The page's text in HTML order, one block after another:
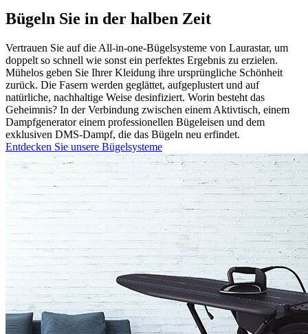
Bügeln Sie in der halben Zeit
Vertrauen Sie auf die All-in-one-Bügelsysteme von Laurastar, um
doppelt so schnell wie sonst ein perfektes Ergebnis zu erzielen.
Mühelos geben Sie Ihrer Kleidung ihre ursprüngliche Schönheit
zurück. Die Fasern werden geglättet, aufgeplustert und auf
natürliche, nachhaltige Weise desinfiziert. Worin besteht das
Geheimnis? In der Verbindung zwischen einem Aktivtisch, einem
Dampfgenerator einem professionellen Bügeleisen und dem
exklusiven DMS-Dampf, die das Bügeln neu erfindet.
Entdecken Sie unsere Bügelsysteme